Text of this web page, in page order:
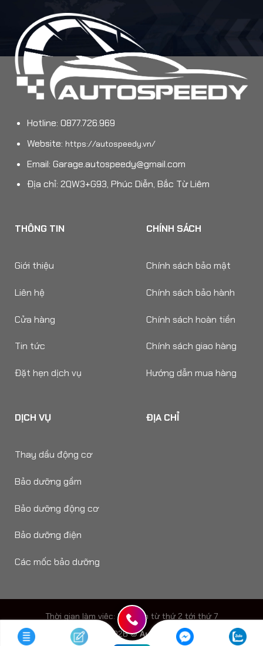
Hotline: 0877.726.969
Website: https://autospeedy.vn/
Email: Garage.autospeedy@gmail.com
Địa chỉ: 2QW3+G93, Phúc Diễn, Bắc Từ Liêm
THÔNG TIN
Giới thiệu
Liên hệ
Cửa hàng
Tin tức
Đặt hẹn dịch vụ
CHÍNH SÁCH
Chính sách bảo mật
Chính sách bảo hành
Chính sách hoàn tiền
Chính sách giao hàng
Hướng dẫn mua hàng
DỊCH VỤ
Thay dầu động cơ
Bảo dưỡng gầm
Bảo dưỡng động cơ
Bảo dưỡng điện
Các mốc bảo dưỡng
ĐỊA CHỈ
Thời gian làm viêc: 8h - 18h từ thứ 2 tới thứ 7
Copyright 2026 ©Auto Speedy